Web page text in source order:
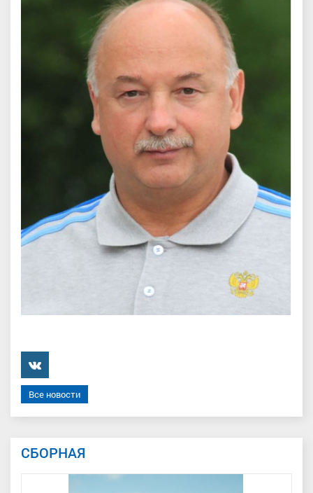
���������
Все новости
СБОРНАЯ